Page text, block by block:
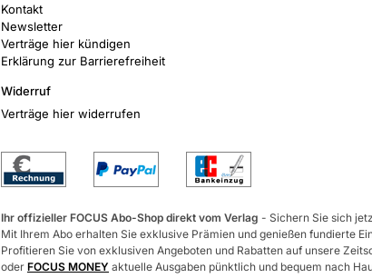
Kontakt
Newsletter
Verträge hier kündigen
Erklärung zur Barrierefreiheit
Widerruf
Verträge hier widerrufen
Ihr offizieller FOCUS Abo-Shop direkt vom Verlag - Sichern Sie sich
Mit Ihrem Abo erhalten Sie exklusive Prämien und genießen fundierte
Profitieren Sie von exklusiven Angeboten und Rabatten auf unsere
oder FOCUS MONEY aktuelle Ausgaben pünktlich und bequem nach